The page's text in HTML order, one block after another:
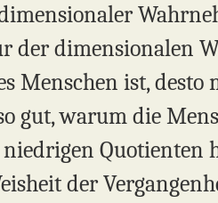
der dimensionalen
Menschen ist,
gut, warum die
Quotienten
der